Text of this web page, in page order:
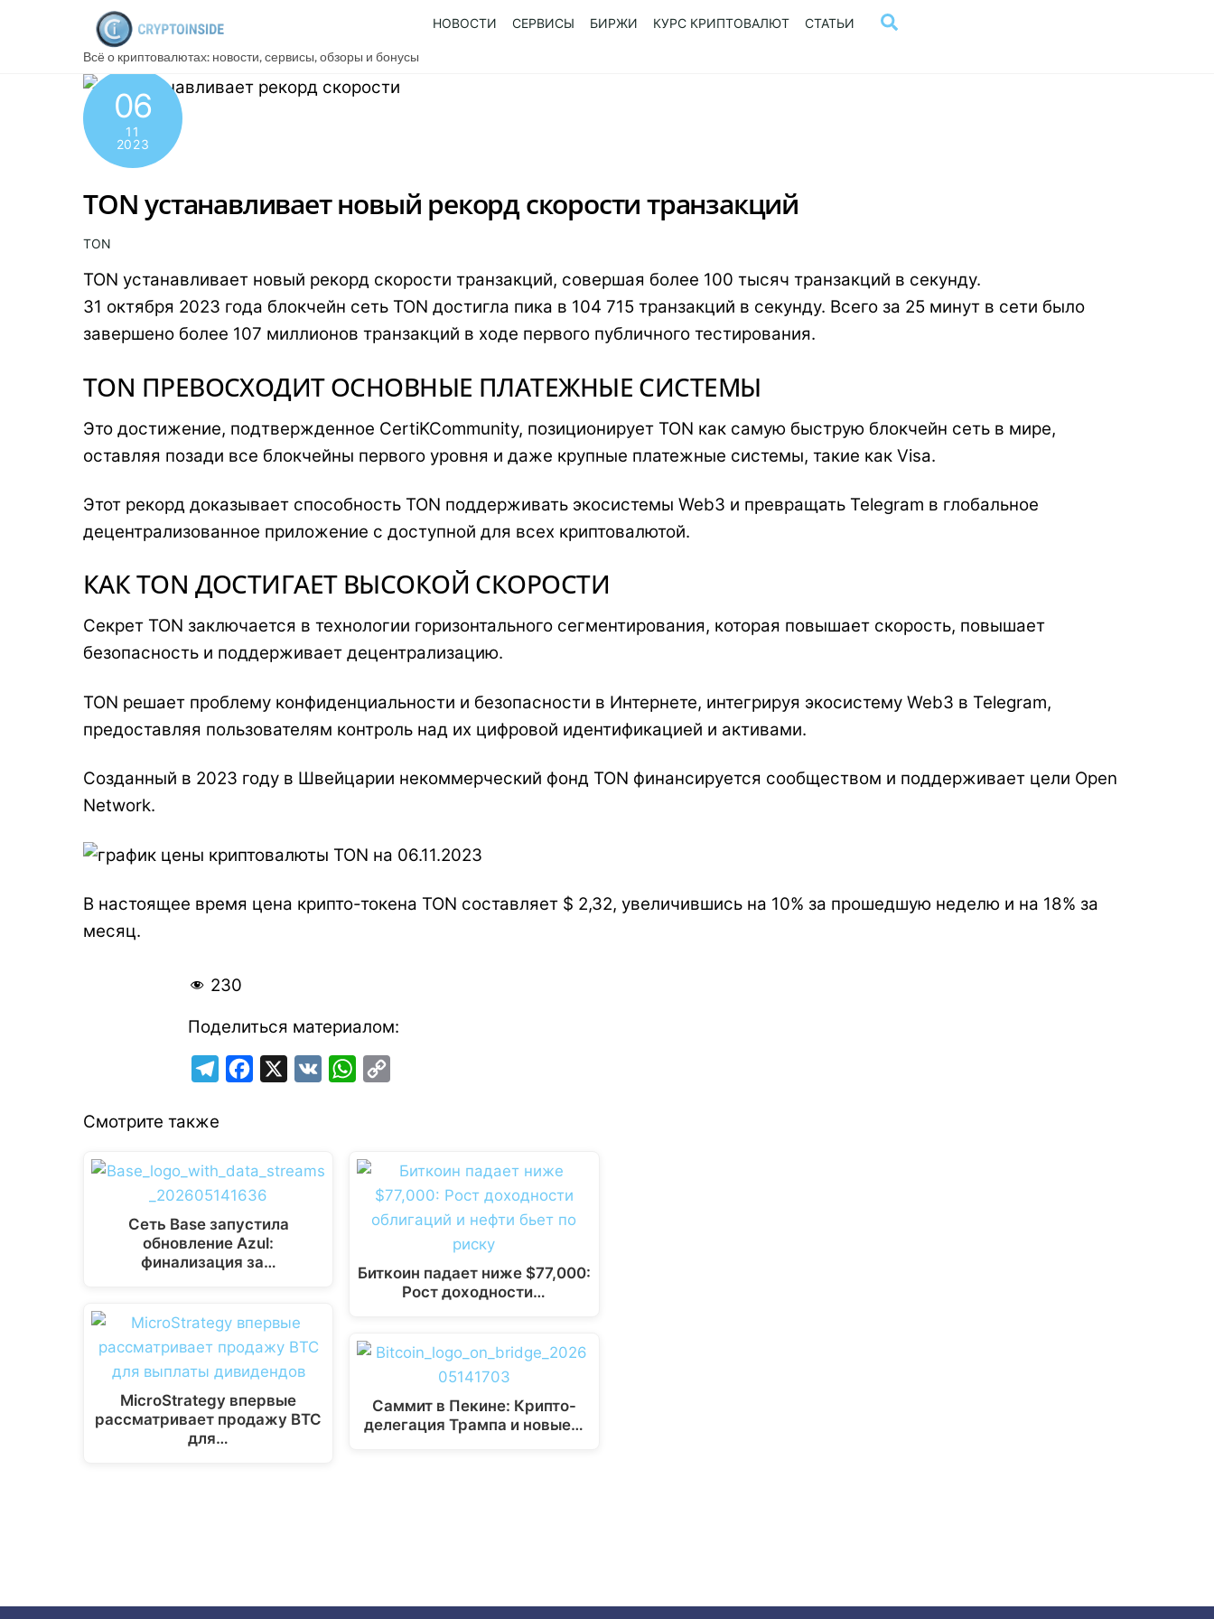
Всё о криптовалютах: новости, сервисы, обзоры и бонусы
НОВОСТИ СЕРВИСЫ БИРЖИ КУРС КРИПТОВАЛЮТ СТАТЬИ
06
11
2023
TON устанавливает новый рекорд скорости транзакций
TON
TON устанавливает новый рекорд скорости транзакций, совершая более 100 тысяч транзакций в секунду.
31 октября 2023 года блокчейн сеть TON достигла пика в 104 715 транзакций в секунду. Всего за 25 минут в сети было
завершено более 107 миллионов транзакций в ходе первого публичного тестирования.
TON ПРЕВОСХОДИТ ОСНОВНЫЕ ПЛАТЕЖНЫЕ СИСТЕМЫ
Это достижение, подтвержденное CertiKCommunity, позиционирует TON как самую быструю блокчейн сеть в мире,
оставляя позади все блокчейны первого уровня и даже крупные платежные системы, такие как Visa.
Этот рекорд доказывает способность TON поддерживать экосистемы Web3 и превращать Telegram в глобальное
децентрализованное приложение с доступной для всех криптовалютой.
КАК TON ДОСТИГАЕТ ВЫСОКОЙ СКОРОСТИ
Секрет TON заключается в технологии горизонтального сегментирования, которая повышает скорость, повышает
безопасность и поддерживает децентрализацию.
TON решает проблему конфиденциальности и безопасности в Интернете, интегрируя экосистему Web3 в Telegram,
предоставляя пользователям контроль над их цифровой идентификацией и активами.
Созданный в 2023 году в Швейцарии некоммерческий фонд TON финансируется сообществом и поддерживает цели Open
Network.
В настоящее время цена крипто-токена TON составляет $ 2,32, увеличившись на 10% за прошедшую неделю и на 18% за
месяц.
230
Поделиться материалом:
g
r
a
m
b
o
o
k
W
s
Смотрите также
Сеть Base запустила
обновление Azul:
финализация за…
MicroStrategy впервые
рассматривает продажу BTC
для…
Биткоин падает ниже $77,000:
Рост доходности…
Саммит в Пекине: Крипто-
делегация Трампа и новые…